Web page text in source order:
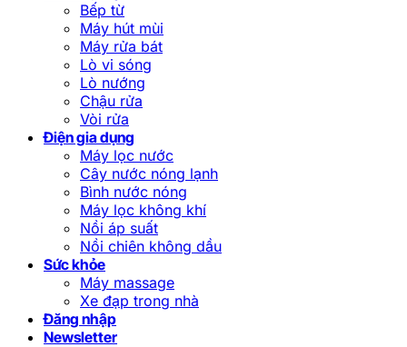
Bếp từ
Máy hút mùi
Máy rửa bát
Lò vi sóng
Lò nướng
Chậu rửa
Vòi rửa
Điện gia dụng
Máy lọc nước
Cây nước nóng lạnh
Bình nước nóng
Máy lọc không khí
Nồi áp suất
Nồi chiên không dầu
Sức khỏe
Máy massage
Xe đạp trong nhà
Đăng nhập
Newsletter